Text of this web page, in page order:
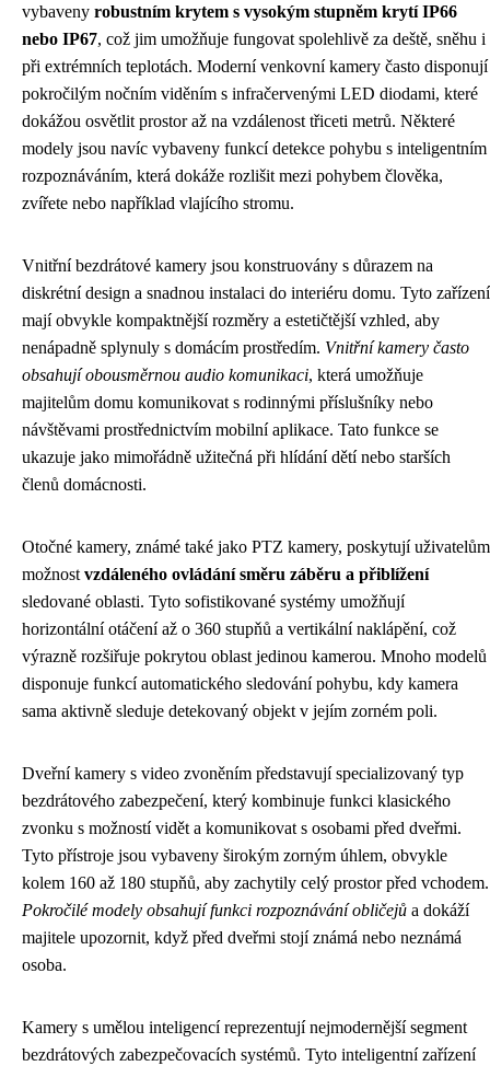
vybaveny robustním krytem s vysokým stupněm krytí IP66
nebo IP67, což jim umožňuje fungovat spolehlivě za deště, sněhu i
při extrémních teplotách. Moderní venkovní kamery často disponují
pokročilým nočním viděním s infračervenými LED diodami, které
dokážou osvětlit prostor až na vzdálenost třiceti metrů. Některé
modely jsou navíc vybaveny funkcí detekce pohybu s inteligentním
rozpoznáváním, která dokáže rozlišit mezi pohybem člověka,
zvířete nebo například vlajícího stromu.
Vnitřní bezdrátové kamery jsou konstruovány s důrazem na
diskrétní design a snadnou instalaci do interiéru domu. Tyto zařízení
mají obvykle kompaktnější rozměry a estetičtější vzhled, aby
nenápadně splynuly s domácím prostředím. Vnitřní kamery často
obsahují obousměrnou audio komunikaci, která umožňuje
majitelům domu komunikovat s rodinnými příslušníky nebo
návštěvami prostřednictvím mobilní aplikace. Tato funkce se
ukazuje jako mimořádně užitečná při hlídání dětí nebo starších
členů domácnosti.
Otočné kamery, známé také jako PTZ kamery, poskytují uživatelům
možnost vzdáleného ovládání směru záběru a přiblížení
sledované oblasti. Tyto sofistikované systémy umožňují
horizontální otáčení až o 360 stupňů a vertikální naklápění, což
výrazně rozšiřuje pokrytou oblast jedinou kamerou. Mnoho modelů
disponuje funkcí automatického sledování pohybu, kdy kamera
sama aktivně sleduje detekovaný objekt v jejím zorném poli.
Dveřní kamery s video zvoněním představují specializovaný typ
bezdrátového zabezpečení, který kombinuje funkci klasického
zvonku s možností vidět a komunikovat s osobami před dveřmi.
Tyto přístroje jsou vybaveny širokým zorným úhlem, obvykle
kolem 160 až 180 stupňů, aby zachytily celý prostor před vchodem.
Pokročilé modely obsahují funkci rozpoznávání obličejů a dokáží
majitele upozornit, když před dveřmi stojí známá nebo neznámá
osoba.
Kamery s umělou inteligencí reprezentují nejmodernější segment
bezdrátových zabezpečovacích systémů. Tyto inteligentní zařízení